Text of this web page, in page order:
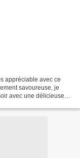
appréciable avec ce
savoureuse, je
avec une délicieuse